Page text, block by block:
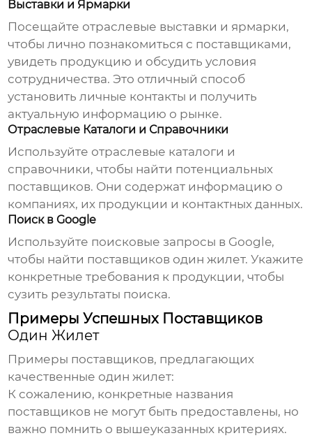
Выставки и Ярмарки
Посещайте отраслевые выставки и ярмарки,
чтобы лично познакомиться с поставщиками,
увидеть продукцию и обсудить условия
сотрудничества. Это отличный способ
установить личные контакты и получить
актуальную информацию о рынке.
Отраслевые Каталоги и Справочники
Используйте отраслевые каталоги и
справочники, чтобы найти потенциальных
поставщиков. Они содержат информацию о
компаниях, их продукции и контактных данных.
Поиск в Google
Используйте поисковые запросы в Google,
чтобы найти поставщиков один жилет. Укажите
конкретные требования к продукции, чтобы
сузить результаты поиска.
Примеры Успешных Поставщиков
Один Жилет
Примеры поставщиков, предлагающих
качественные один жилет:
К сожалению, конкретные названия
поставщиков не могут быть предоставлены, но
важно помнить о вышеуказанных критериях.